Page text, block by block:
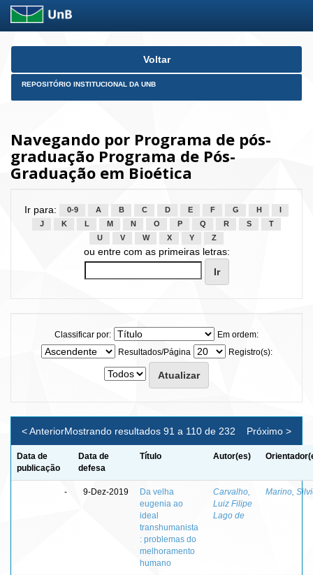
Skip
Voltar
REPOSITÓRIO INSTITUCIONAL DA UNB
Navegando por Programa de pós-
graduação Programa de Pós-
Graduação em Bioética
Ir para: 0-9 A B C D E F G H
J
K L M N O P Q R S
T
U
V W X Y Z
ou entre com as primeiras letras:
Classificar por:
Em ordem:
Resultados/Página
Registro(s):
Mostrando resultados 91 a 110 de 232
< Anterior Próximo >
Data de
publicação
Data de
defesa
Título Autor(es)
- 9-Dez-2019
Da velha
eugenia ao
ideal
transhumanista
: problemas do
melhoramento
humano
Carvalho,
Luiz Filipe
Lago de
Marino,